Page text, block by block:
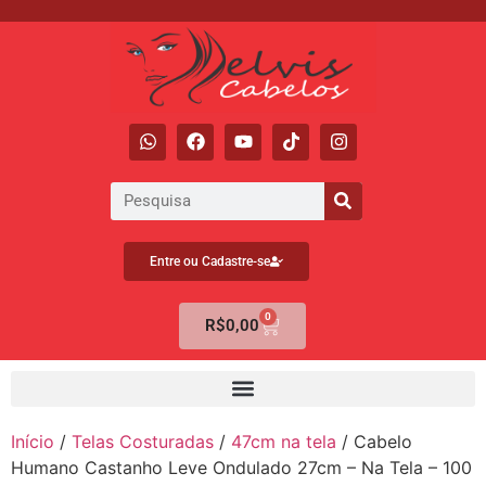
Entre ou Cadastre-se
R$0,00 0
Início / Telas Costuradas / 47cm na tela / Cabelo
Humano Castanho Leve Ondulado 27cm – Na Tela – 100